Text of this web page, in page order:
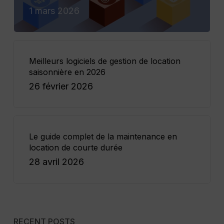
1 mars 2026
Meilleurs logiciels de gestion de location
saisonnière en 2026
26 février 2026
Le guide complet de la maintenance en
location de courte durée
28 avril 2026
RECENT POSTS